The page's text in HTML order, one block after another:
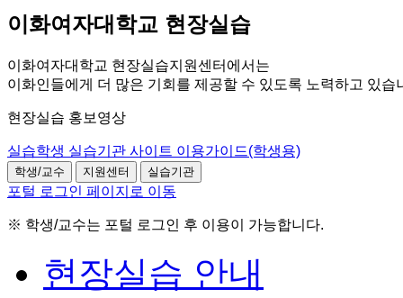
이화여자대학교 현장실습
이화여자대학교 현장실습지원센터에서는
이화인들에게 더 많은 기회를 제공할 수 있도록 노력하고 있습
현장실습 홍보영상
실습학생 실습기관 사이트 이용가이드(학생용)
학생/교수 지원센터 실습기관
포털 로그인 페이지로 이동
※ 학생/교수는 포털 로그인 후 이용이 가능합니다.
현장실습 안내